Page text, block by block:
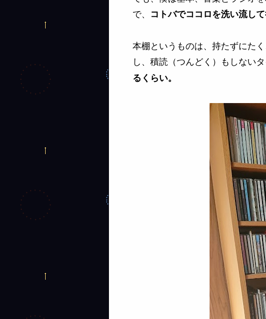
で、 コトバでココロを洗い流し
本棚というものは、持たずにた
し、積読（つんどく）もしないタ
るくらい。